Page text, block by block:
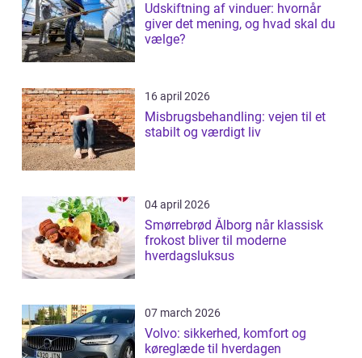
Udskiftning af vinduer: hvornår
giver det mening, og hvad skal du
vælge?
16 april 2026
Misbrugsbehandling: vejen til et
stabilt og værdigt liv
04 april 2026
Smørrebrød Ålborg når klassisk
frokost bliver til moderne
hverdagsluksus
07 march 2026
Volvo: sikkerhed, komfort og
køreglæde til hverdagen